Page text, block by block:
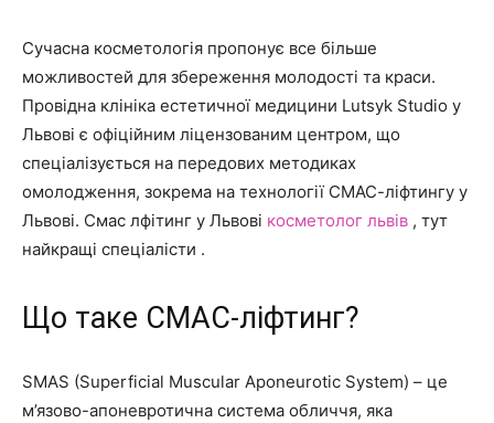
Сучасна косметологія пропонує все більше
можливостей для збереження молодості та краси.
Провідна клініка естетичної медицини Lutsyk Studio у
Львові є офіційним ліцензованим центром, що
спеціалізується на передових методиках
омолодження, зокрема на технології СМАС-ліфтингу у
Львові. Смас лфітинг у Львові косметолог львів , тут
найкращі спеціалісти .
Що таке СМАС-ліфтинг?
SMAS (Superficial Muscular Aponeurotic System) – це
м’язово-апоневротична система обличчя, яка